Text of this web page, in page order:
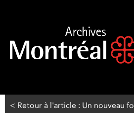
< Retour à l'article : Un nouveau